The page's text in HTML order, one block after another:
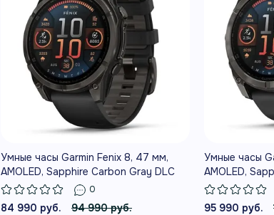
Умные часы Garmin Fenix 8, 47 мм,
AMOLED, Sapphire Carbon Gray DLC
Titanium with Black/Pebble Gray
Silicone Band
0
84 990 руб. 94 990 руб.
Умные часы
AMOLED,
Titanium with
95 990 руб.